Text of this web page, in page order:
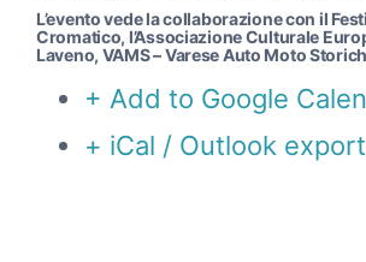
L’evento vede la collaborazione con il
Cromatico, l’Associazione Culturale
Laveno, VAMS – Varese Auto Moto
+ Add to Google
+ iCal / Outlook export